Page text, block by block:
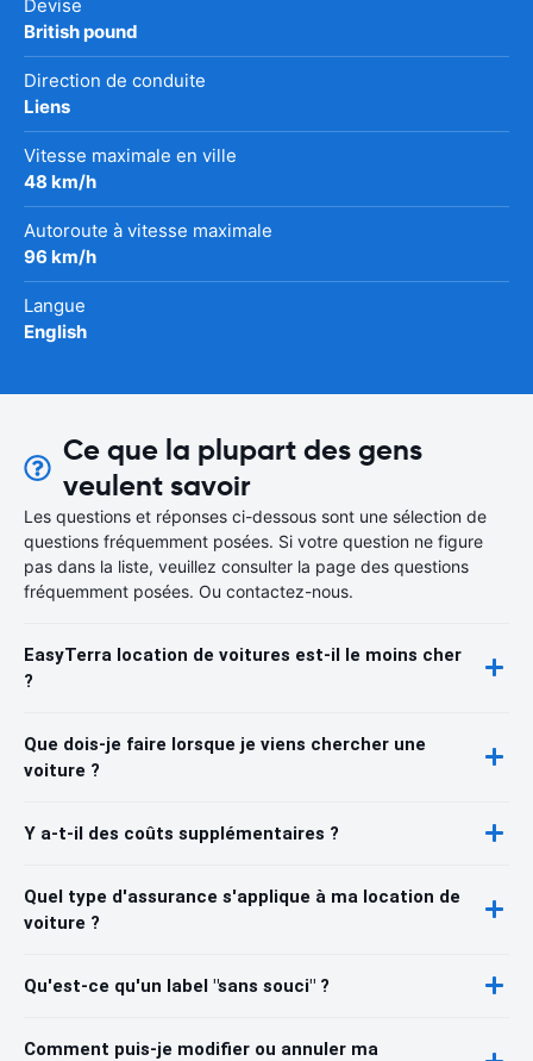
Devise
British pound
Direction de conduite
Liens
Vitesse maximale en ville
48 km/h
Autoroute à vitesse maximale
96 km/h
Langue
English
Ce que la plupart des gens
veulent savoir
Les questions et réponses ci-dessous sont une sélection de
questions fréquemment posées. Si votre question ne figure
pas dans la liste, veuillez consulter la page des questions
fréquemment posées. Ou contactez-nous.
EasyTerra location de voitures est-il le moins cher
?
Que dois-je faire lorsque je viens chercher une
voiture ?
Y a-t-il des coûts supplémentaires ?
Quel type d'assurance s'applique à ma location de
voiture ?
Qu'est-ce qu'un label "sans souci" ?
Comment puis-je modifier ou annuler ma